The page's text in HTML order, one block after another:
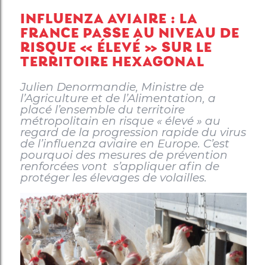
INFLUENZA AVIAIRE : LA
FRANCE PASSE AU NIVEAU DE
RISQUE « ÉLEVÉ » SUR LE
TERRITOIRE HEXAGONAL
Julien Denormandie, Ministre de
l’Agriculture et de l’Alimentation, a
placé l’ensemble du territoire
métropolitain en risque « élevé » au
regard de la progression rapide du virus
de l’influenza aviaire en Europe. C’est
pourquoi des mesures de prévention
renforcées vont s’appliquer afin de
protéger les élevages de volailles.